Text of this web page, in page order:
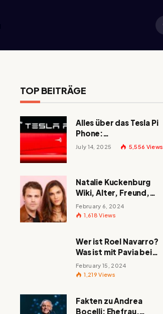
TOP BEITRÄGE
Alles über das Tesla Pi
Phone:
Erscheinungsdatum,
July 14, 2025 5,556 Views
Natalie Kuckenburg
Wiki, Alter, Freund,
Größe, Nationalität,
Eltern und mehr
February 6, 2024
1,618Views
Wer ist Roel Navarro?
Was ist mit Pavia bei
„Mayans MC“ passiert?
February 15, 2024
1,219Views
Fakten zu Andrea
Bocelli: Ehefrau,